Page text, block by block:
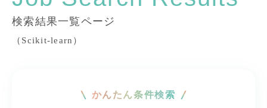
検索結果一覧ページ
（Scikit-learn）
かんたん条件検索